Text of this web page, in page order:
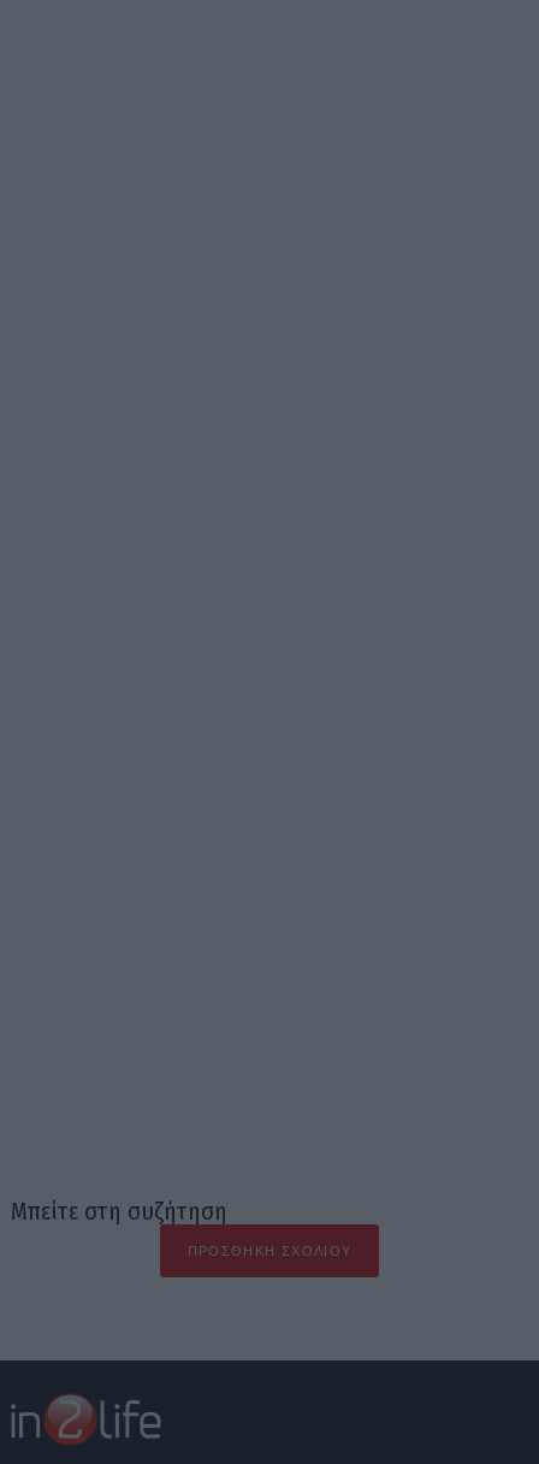
Μπείτε στη συζήτηση
ΠΡΟΣΘΉΚΗ ΣΧΟΛΊΟΥ